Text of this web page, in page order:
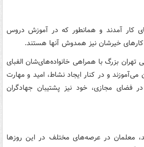
کار آمدند و همانطور که در آموزش دروس
کارهای خیرشان نیز همدوش آنها هستند.
تهران بزرگ با همراهی خانواده‌های‌شان الفبای
می‌آموزند و در کنار ایجاد نشاط، امید و مهارت
فضای مجازی، خود نیز پشتیبان جهادگران
معلمان در عرصه‌های مختلف در این روزها